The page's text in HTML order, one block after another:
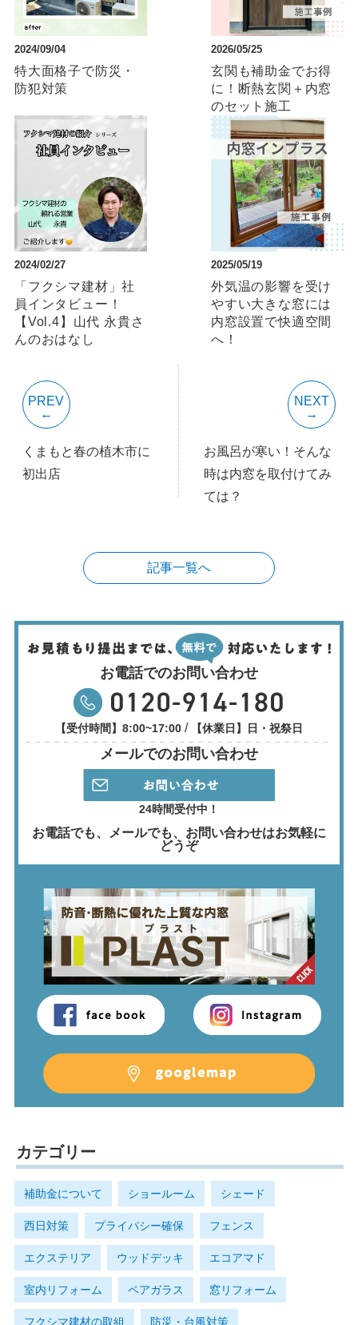
2024/09/04
特大面格子で防災・
防犯対策
2026/05/25
玄関も補助金でお得
に！断熱玄関＋内窓
のセット施工
2024/02/27
「フクシマ建材」社
員インタビュー！
【Vol.4】山代 永貴さ
んのおはなし
2025/05/19
外気温の影響を受け
やすい大きな窓には
内窓設置で快適空間
へ！
PREV
くまもと春の植木市に
初出店
NEXT
お風呂が寒い！そんな
時は内窓を取付けてみ
ては？
記事一覧へ
お電話でのお問い合わせ
【受付時間】8:00~17:00 / 【休業日】日・祝祭日
メールでのお問い合わせ
24時間受付中！
お電話でも、メールでも、 お問い合わせはお気軽に
どうぞ
カテゴリー
補助金について ショールーム シェード
西日対策 プライバシー確保 フェンス
エクステリア ウッドデッキ エコアマド
室内リフォーム ペアガラス 窓リフォーム
フクシマ建材の取組 防災・台風対策